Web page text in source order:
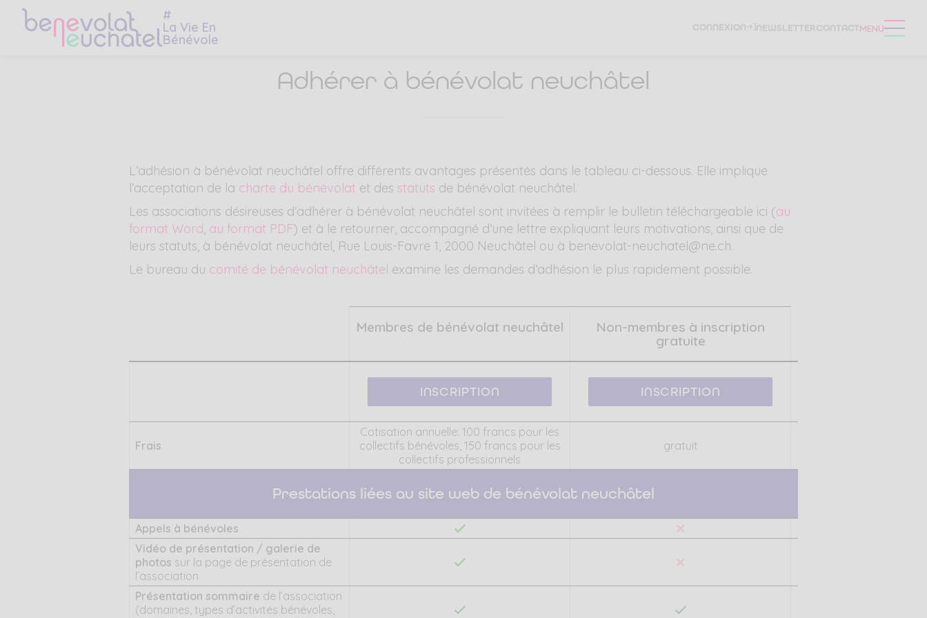
#
La Vie En
Bénévole
CONNEXION NEWSLETTERCONTACTMENU
Skip
Skip
Adhérer à bénévolat neuchâtel
L’adhésion à bénévolat neuchâtel offre différents avantages présentés dans le tableau ci-dessous. Elle implique
l’acceptation de la charte du bénévolat et des statuts de bénévolat neuchâtel.
Les associations désireuses d’adhérer à bénévolat neuchâtel sont invitées à remplir le bulletin téléchargeable ici (au
format Word, au format PDF) et à le retourner, accompagné d’une lettre expliquant leurs motivations, ainsi que de
leurs statuts, à bénévolat neuchâtel, Rue Louis-Favre 1, 2000 Neuchâtel ou à benevolat-neuchatel@ne.ch.
Le bureau du comité de bénévolat neuchâtel examine les demandes d’adhésion le plus rapidement possible.
Membres de bénévolat neuchâtel
Non-membres à inscription
gratuite
INSCRIPTION INSCRIPTION
Frais
Cotisation annuelle: 100 francs pour les
collectifs bénévoles, 150 francs pour les
collectifs professionnels
gratuit
Prestations liées au site web de bénévolat neuchâtel
Appels à bénévoles
Vidéo de présentation / galerie de
photos sur la page de présentation de
l’association
Présentation sommaire de l’association
(domaines, types d’activités bénévoles,